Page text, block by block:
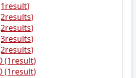
result)
results)
results)
results)
results)
(1result)
(1result)